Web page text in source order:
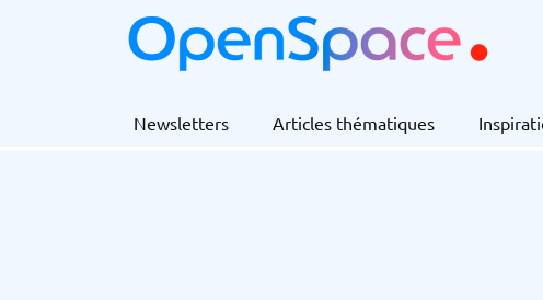
Newsletters Articles thématiques